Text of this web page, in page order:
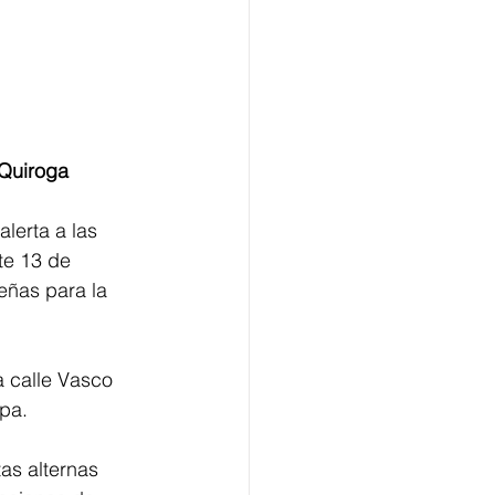
a las
13 de
para la
calle Vasco
alternas